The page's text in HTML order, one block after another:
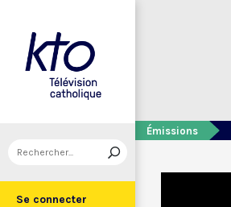
Se connecter
Émissions